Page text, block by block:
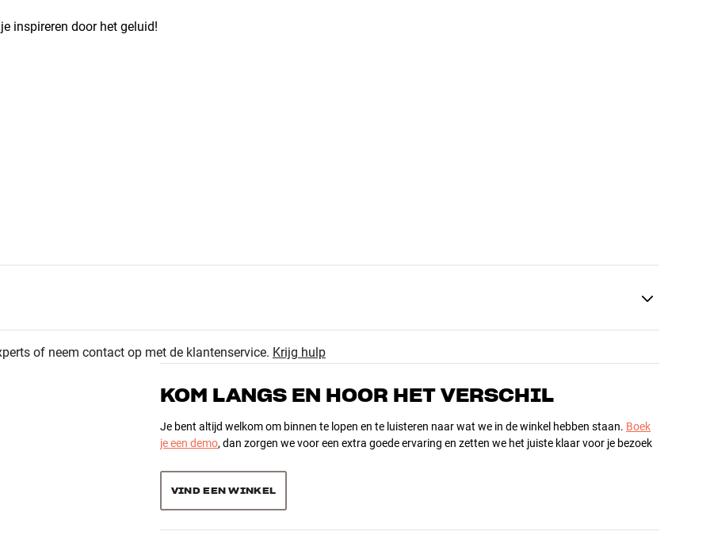
inspireren door het geluid!
of neem contact op met de klantenservice. Krijg hulp
KOM LANGS EN HOOR HET VERSCHIL
Je bent altijd welkom om binnen te lopen en te luisteren naar wat we in de winkel hebben staan. Boek
je een demo, dan zorgen we voor een extra goede ervaring en zetten we het juiste klaar voor je bezoek
VIND EEN WINKEL